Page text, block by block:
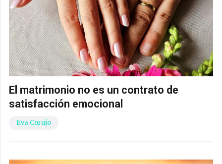
El matrimonio no es un contrato de
satisfacción emocional
Eva Corujo